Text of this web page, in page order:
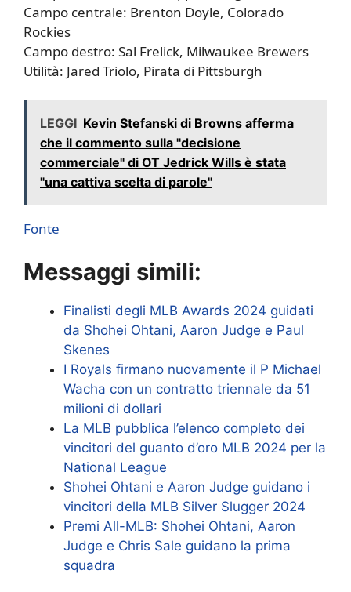
Campo centrale: Brenton Doyle, Colorado
Rockies
Campo destro: Sal Frelick, Milwaukee Brewers
Utilità: Jared Triolo, Pirata di Pittsburgh
LEGGI Kevin Stefanski di Browns afferma
che il commento sulla "decisione
commerciale" di OT Jedrick Wills è stata
"una cattiva scelta di parole"
Fonte
Messaggi simili:
Finalisti degli MLB Awards 2024 guidati
da Shohei Ohtani, Aaron Judge e Paul
Skenes
I Royals firmano nuovamente il P Michael
Wacha con un contratto triennale da 51
milioni di dollari
La MLB pubblica l’elenco completo dei
vincitori del guanto d’oro MLB 2024 per la
National League
Shohei Ohtani e Aaron Judge guidano i
vincitori della MLB Silver Slugger 2024
Premi All-MLB: Shohei Ohtani, Aaron
Judge e Chris Sale guidano la prima
squadra